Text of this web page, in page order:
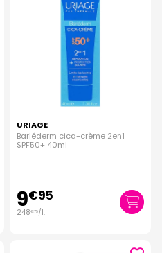
URIAGE
Bariéderm cica-crème 2en1
SPF50+ 40ml
9€95
248€75/l.